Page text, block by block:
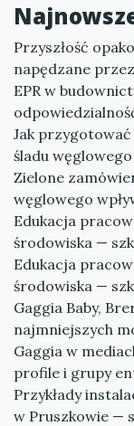
Przyszłość
napędzane
EPR w
Jak
śladu
Zielone
węglowego
Edukacja
środowiska —
Edukacja
środowiska —
Gaggia Baby,
najmniejszych
Gaggia w
profile i grupy
Przykłady
w Pruszkowie —